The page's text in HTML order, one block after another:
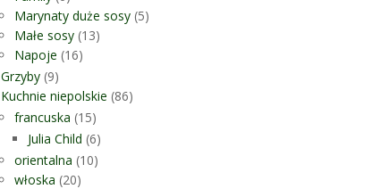
Marynaty duże sosy (5)
Małe sosy (13)
Napoje (16)
Grzyby (9)
Kuchnie niepolskie (86)
francuska (15)
Julia Child (6)
orientalna (10)
włoska (20)